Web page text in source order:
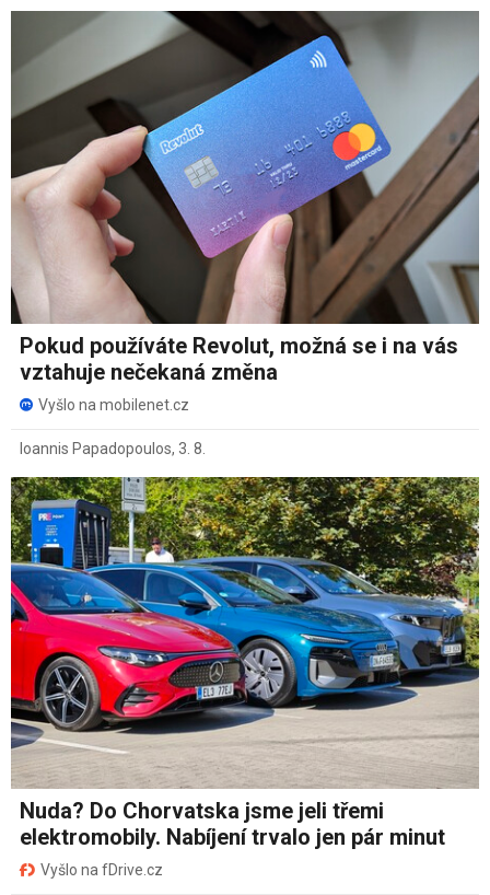
Pokud používáte Revolut, možná se i na vás
vztahuje nečekaná změna
Vyšlo na mobilenet.cz
Ioannis Papadopoulos, 3. 8.
Nuda? Do Chorvatska jsme jeli třemi
elektromobily. Nabíjení trvalo jen pár minut
Vyšlo na fDrive.cz